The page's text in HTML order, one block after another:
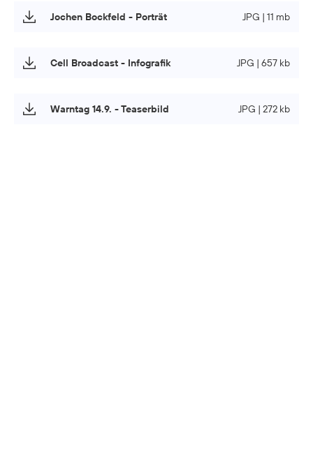
Jochen Bockfeld - Porträt JPG | 11 mb
Cell Broadcast - Infografik JPG | 657 kb
Warntag 14.9. - Teaserbild JPG | 272 kb